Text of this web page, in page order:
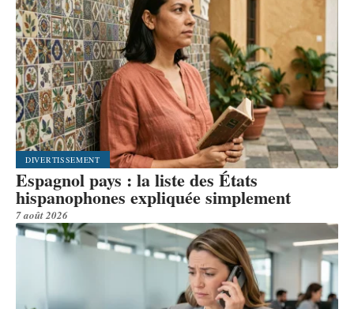
DIVERTISSEMENT
Espagnol pays : la liste des États
hispanophones expliquée simplement
7 août 2026